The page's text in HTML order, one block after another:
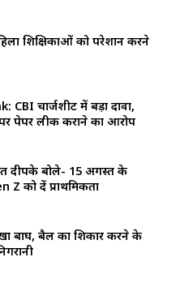
शिक्षिकाओं को परेशान करने
CBI चार्जशीट में बड़ा दावा,
पेपर लीक कराने का आरोप
दीपके बोले- 15 अगस्त के
को दें प्राथमिकता
बाघ, बैल का शिकार करने के